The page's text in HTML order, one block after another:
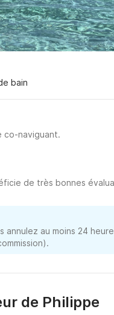
bain
co-naviguant.
de très bonnes
au moins 24
de Philippe